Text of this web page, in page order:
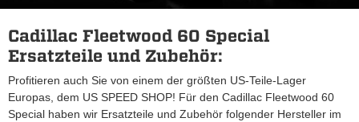
Cadillac Fleetwood 60 Special
Ersatzteile und Zubehör:
Profitieren auch Sie von einem der größten US-Teile-Lager
Europas, dem US SPEED SHOP! Für den Cadillac Fleetwood 60
Special haben wir Ersatzteile und Zubehör folgender Hersteller im